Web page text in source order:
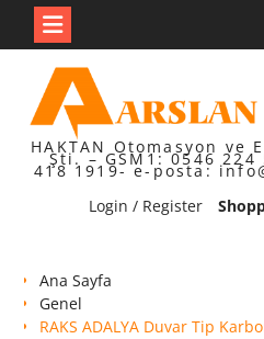
content
HAKTAN Otomasyon ve
Şti. – GSM1: 0546 224
418 1919- e-posta:
Login / Register
Ana Sayfa
Genel
RAKS ADALYA Duvar Tip